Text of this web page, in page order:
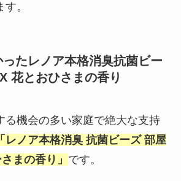
。
たレノア本格消臭抗菌ビー
花とおひさまの香り
る機会の多い家庭で絶大な支持
レノア本格消臭 抗菌ビーズ 部屋
まの香り」 です。